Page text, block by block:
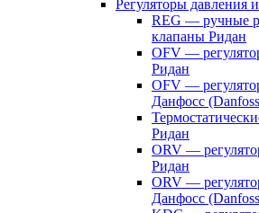
Регуляторы давления
REG — ручные
клапаны Ридан
OFV —
Ридан
OFV —
Данфосс
Ридан
ORV —
Ридан
ORV —
Данфосс